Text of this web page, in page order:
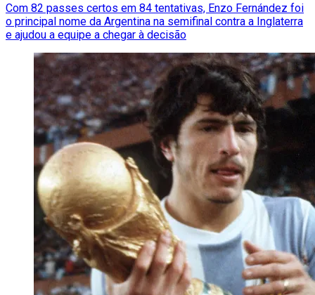
Com 82 passes certos em 84 tentativas, Enzo Fernández foi
o principal nome da Argentina na semifinal contra a Inglaterra
e ajudou a equipe a chegar à decisão